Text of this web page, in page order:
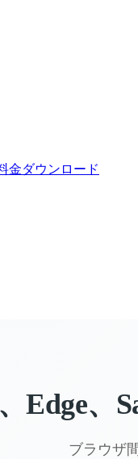
金ダウンロード
Edge、
ブラウザ